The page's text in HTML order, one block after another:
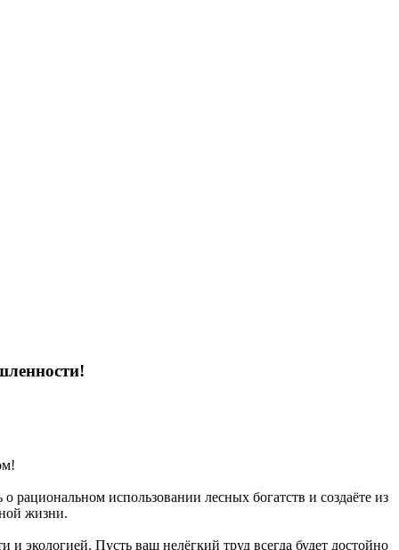
рациональном использовании лесных богатств и создаёте из
жизни.
и экологией. Пусть ваш нелёгкий труд всегда будет достойно